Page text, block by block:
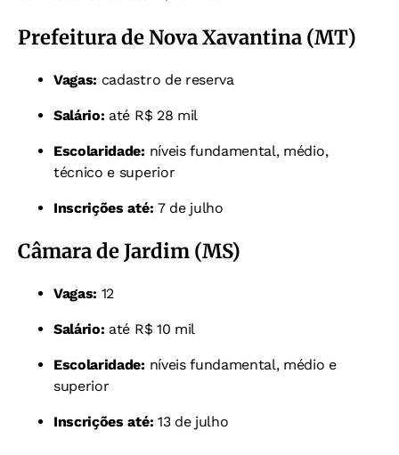
Prefeitura de Nova Xavantina (MT)
Vagas: cadastro de reserva
Salário: até R$ 28 mil
Escolaridade: níveis fundamental, médio,
técnico e superior
Inscrições até: 7 de julho
Câmara de Jardim (MS)
Vagas: 12
Salário: até R$ 10 mil
Escolaridade: níveis fundamental, médio e
superior
Inscrições até: 13 de julho